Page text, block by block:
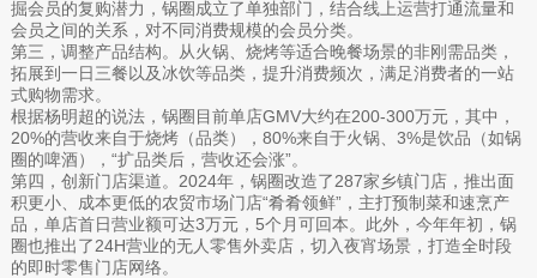
掘会员的复购潜力，锅圈成立了单独部门，结合线上运营打通流量和
会员之间的关系，对不同消费规模的会员分类。
第三，调整产品结构。从火锅、烧烤等适合晚餐场景的非刚需品类，
拓展到一日三餐以及冰饮等品类，提升消费频次，满足消费者的一站
式购物需求。
根据杨明超的说法，锅圈目前单店GMV大约在200-300万元，其中，
20%的营收来自于烧烤（品类），80%来自于火锅、3%是饮品（如锅
圈的啤酒），“扩品类后，营收还会涨”。
第四，创新门店渠道。2024年，锅圈改造了287家乡镇门店，推出面
积更小、成本更低的农贸市场门店“肴肴领鲜”，主打预制菜和速烹产
品，单店首日营业额可达3万元，5个月可回本。此外，今年年初，锅
圈也推出了24H营业的无人零售外卖店，切入夜宵场景，打造全时段
的即时零售门店网络。